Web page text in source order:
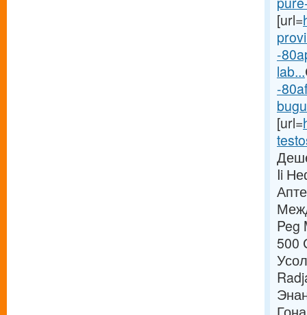
[url=
-
lab...
-
[url=
Ii
Peg
500